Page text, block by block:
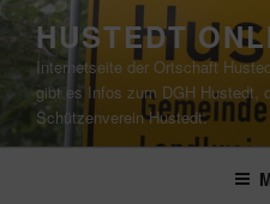
Zum
Inhalt
springen
HUSTEDT
Internetseite der Ortschaft
gibt es Infos zum DGH Hustedt,
Schützenverein Hustedt.